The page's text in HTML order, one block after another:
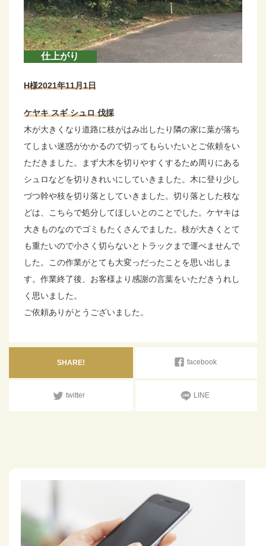
仕上がり
H様2021年11月1日
ケヤキ スギ シュロ 伐採
木が大きくなり道路に枝がはみ出したり隣の家に葉が落ち
てしまい迷惑がかかるので切ってもらいたいとご依頼をい
ただきました。まず大木を切りやすくするため周りにある
シュロなどを切りきれいにしていきました。木に登り少し
づつ幹や枝を切り落としていきました。切り落とした枝な
どは、こちらで処分してほしいとのことでした。ケヤキは
大きものなのでゴミもたくさんでました。枝が大きくとて
も重たいので小さく切らないとトラックまで運べませんで
した。この作業がとても大変っだったことを思い出しま
す。作業終了後、お客様より感謝の言葉をいただきうれし
く思いました。
ご依頼ありがとうございました。
SHARE! facebook
twitter LINE